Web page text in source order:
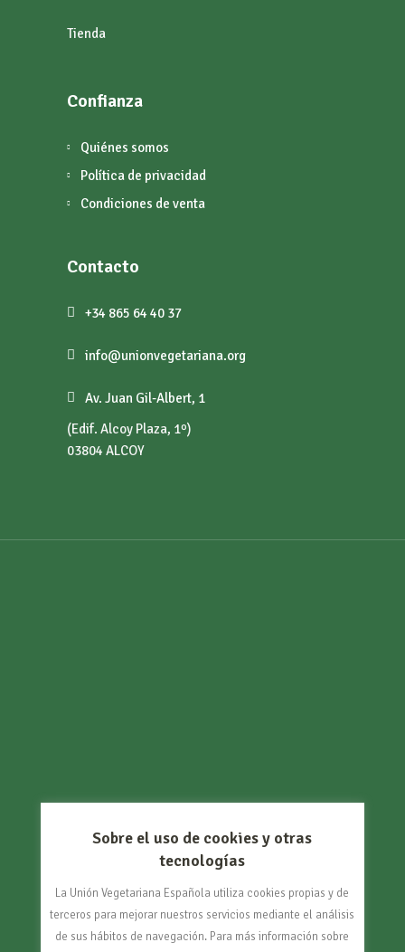
Tienda
Confianza
Quiénes somos
Política de privacidad
Condiciones de venta
Contacto
+34 865 64 40 37
info@unionvegetariana.org
Av. Juan Gil-Albert, 1
(Edif. Alcoy Plaza, 1º)
03804 ALCOY
Sobre el uso de cookies y otras
tecnologías
La Unión Vegetariana Española utiliza cookies propias y de
terceros para mejorar nuestros servicios mediante el análisis
de sus hábitos de navegación. Para más información sobre